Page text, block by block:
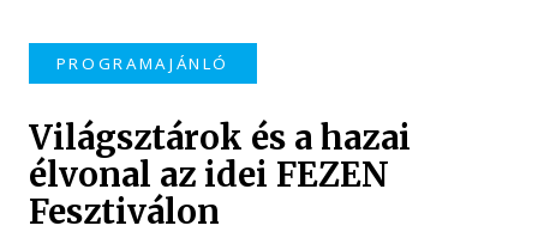
PROGRAMAJÁNLÓ
Világsztárok és a hazai
élvonal az idei FEZEN
Fesztiválon